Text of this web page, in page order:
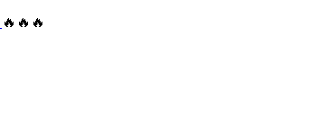
🔥🔥🔥